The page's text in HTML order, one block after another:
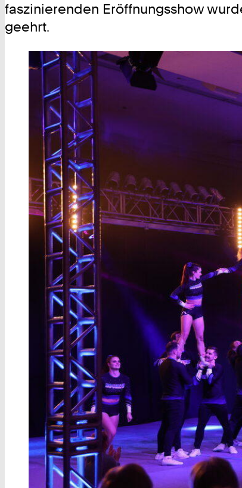
faszinierenden Eröffnungsshow
geehrt.